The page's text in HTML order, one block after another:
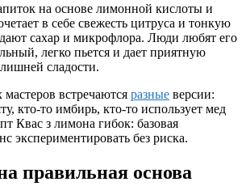
на основе лимонной кислоты и
в себе свежесть цитруса и тонкую
сахар и микрофлора. Люди любят его
легко пьется и дает приятную
сладости.
встречаются разные версии:
кто-то имбирь, кто-то использует мед
Квас з лимона гибок: базовая
экспериментировать без риска.
правильная основа